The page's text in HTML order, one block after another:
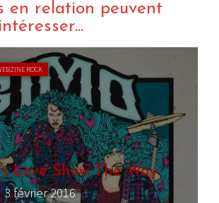
en relation peuvent
ROCK
Love Show The Way
février 2016